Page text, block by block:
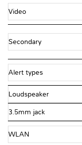
Video
Secondary
Alert types
Loudspeaker
3.5mm jack
WLAN